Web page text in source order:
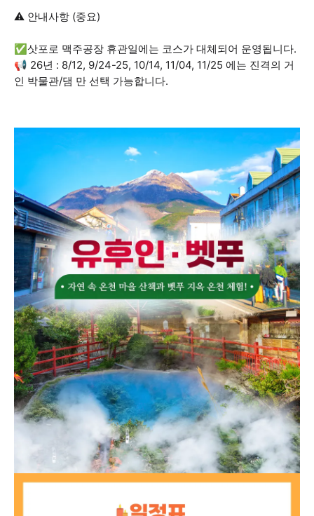
⚠️ 안내사항 (중요)
✅삿포로 맥주공장 휴관일에는 코스가 대체되어 운영됩니다.
📢 26년 : 8/12, 9/24-25, 10/14, 11/04, 11/25 에는 진격의 거
인 박물관/댐 만 선택 가능합니다.